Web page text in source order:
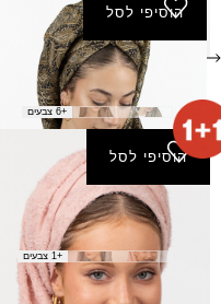
הוסיפי לסל
פשמינה אפרת נצנץ
₪40.00
+6 צבעים
הוסיפי לסל
צעיף אופירה
₪80.00
+1 צבעים